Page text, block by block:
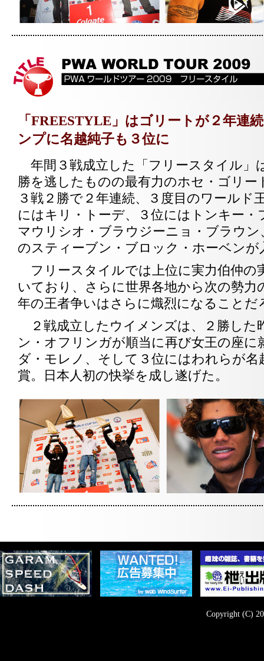
「FREESTYLE」はゴリートが２年連
ンプに名越純子も３位に
年間３戦成立した「フリースタイル」
勝を逃したものの最有力のホセ・ゴリー
３戦２勝で２年連続、３度目のワールド
にはキリ・トーデ、３位にはトンキー・
マウリシオ・ブラウジーニョ・ブラウ
のスティーブン・ブロック・ホーベンが
フリースタイルでは上位に実力伯仲の
いており、さらに世界各地から次の勢力
年の王者争いはさらに熾烈になることだ
２戦成立したウイメンズは、２勝した
ン・オフリンガが順当に再び女王の座に
ダ・モレノ、そして３位にはわれらが名
賞。日本人初の快挙を成し遂げた。
Copyright (C)